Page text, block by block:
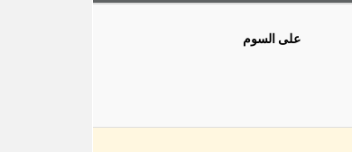
على السوم